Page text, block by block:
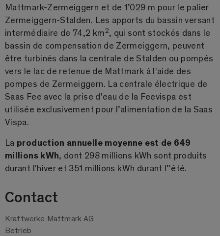
Mattmark-Zermeiggern et de 1’029 m pour le palier
Zermeiggern-Stalden. Les apports du bassin versant
intermédiaire de 74,2 km2, qui sont stockés dans le
bassin de compensation de Zermeiggern, peuvent
être turbinés dans la centrale de Stalden ou pompés
vers le lac de retenue de Mattmark à l'aide des
pompes de Zermeiggern. La centrale électrique de
Saas Fee avec la prise d'eau de la Feevispa est
utilisée exclusivement pour l’alimentation de la Saas
Vispa.
La production annuelle moyenne est de 649
millions kWh, dont 298 millions kWh sont produits
durant l'hiver et 351 millions kWh durant l’'été.
Contact
Kraftwerke Mattmark AG
Betrieb